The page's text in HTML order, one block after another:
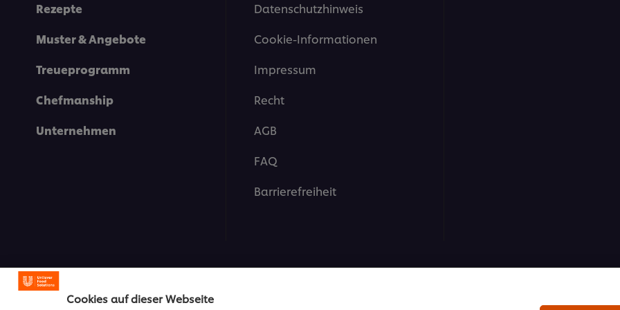
Rezepte
Muster & Angebote
Treueprogramm
Chefmanship
Unternehmen
Datenschutzhinweis
Cookie-Informationen
Impressum
Recht
AGB
FAQ
Barrierefreiheit
© 2026 Unilever Deutschland GmbH - Alle Rechte vorbehalten.
Cookies auf dieser Webseite